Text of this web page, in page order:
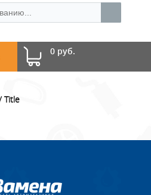
0 руб.
Title